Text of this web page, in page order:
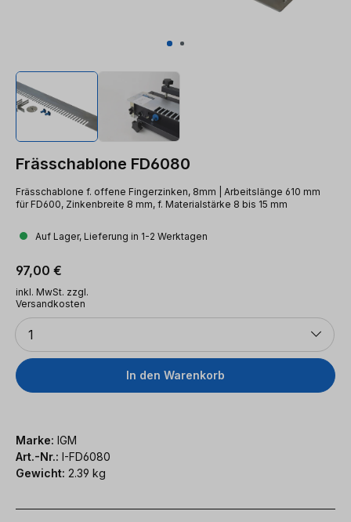
Frässchablone FD6080
Frässchablone f. offene Fingerzinken, 8mm | Arbeitslänge 610 mm
für FD600, Zinkenbreite 8 mm, f. Materialstärke 8 bis 15 mm
Auf Lager, Lieferung in 1-2 Werktagen
Regulärer Preis:
97,00 €
inkl. MwSt. zzgl.
Versandkosten
Anzahl
1
In den Warenkorb
Marke: IGM
Art.-Nr.: I-FD6080
Gewicht: 2.39 kg